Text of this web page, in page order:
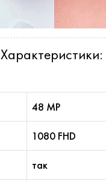
Характеристики:
48 MP
1080 FHD
так